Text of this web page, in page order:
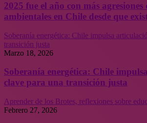
2025 fue el año con más agresiones
ambientales en Chile desde que
Soberanía energética: Chile impulsa
transición justa
Marzo 18, 2026
Soberanía energética: Chile
clave para una transición justa
Aprender de los Brotes, reflexiones sobre
Febrero 27, 2026